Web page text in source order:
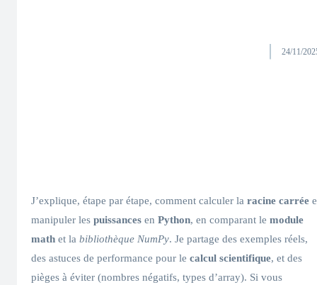
24/11/
J’explique, étape par étape, comment calculer la racine carrée
manipuler les puissances en Python, en comparant le module
math et la bibliothèque NumPy. Je partage des exemples réels,
des astuces de performance pour le calcul scientifique, et des
pièges à éviter (nombres négatifs, types d’array). Si vous